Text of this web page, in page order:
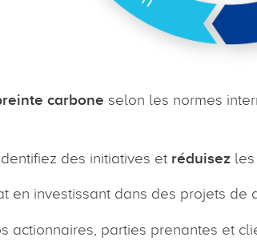
carbone selon les normes
des initiatives et réduisez
en investissant dans des projets
actionnaires, parties prenantes et